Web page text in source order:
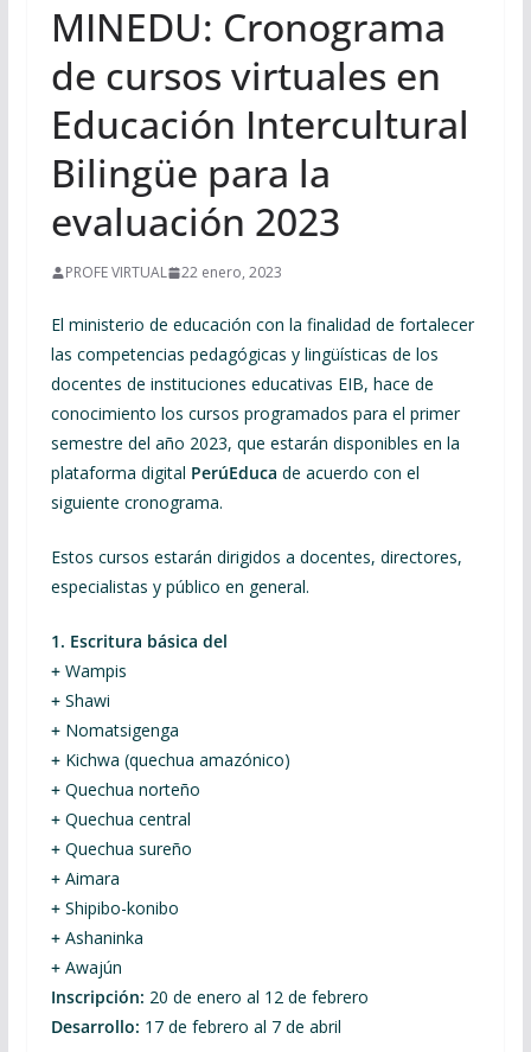
MINEDU: Cronograma
de cursos virtuales en
Educación Intercultural
Bilingüe para la
evaluación 2023
PROFE VIRTUAL 22 enero, 2023
El ministerio de educación con la finalidad de fortalecer
las competencias pedagógicas y lingüísticas de los
docentes de instituciones educativas EIB, hace de
conocimiento los cursos programados para el primer
semestre del año 2023, que estarán disponibles en la
plataforma digital PerúEduca de acuerdo con el
siguiente cronograma.
Estos cursos estarán dirigidos a docentes, directores,
especialistas y público en general.
1. Escritura básica del
+Wampis
+Shawi
+Nomatsigenga
+Kichwa (quechua amazónico)
+Quechua norteño
+Quechua central
+Quechua sureño
+Aimara
+Shipibo-konibo
+Ashaninka
+Awajún
Inscripción: 20 de enero al 12 de febrero
Desarrollo: 17 de febrero al 7 de abril